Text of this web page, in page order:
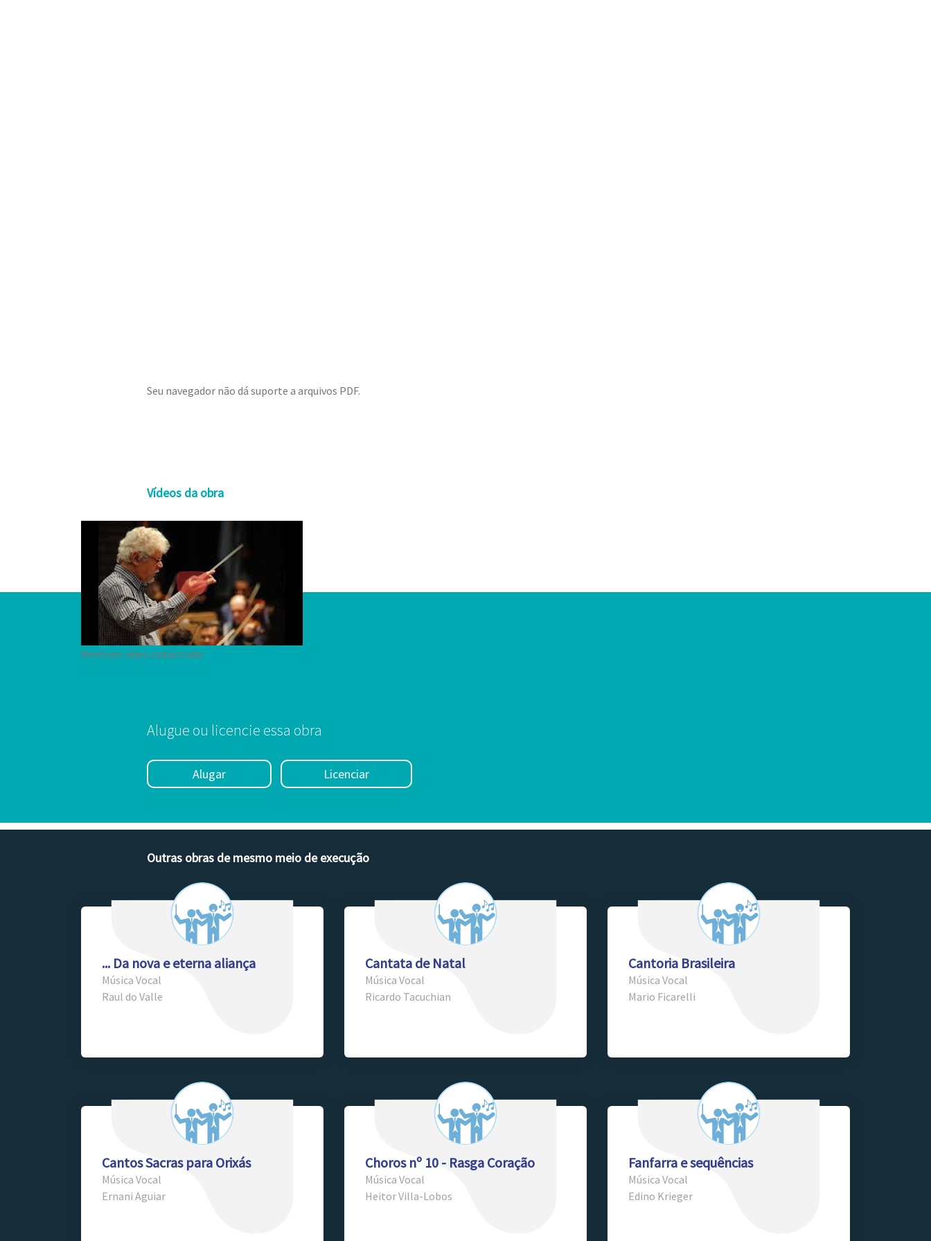
Seu navegador não dá suporte a arquivos PDF.
Vídeos da obra
Nenhum vídeo cadastrado
Alugue ou licencie essa obra
Alugar Licenciar
Outras obras de mesmo meio de execução
... Da nova e eterna aliança
Música Vocal
Raul do Valle
Cantata de Natal
Música Vocal
Ricardo Tacuchian
Cantoria Brasileira
Música Vocal
Mario Ficarelli
Cantos Sacras para Orixás
Música Vocal
Ernani Aguiar
Choros nº 10 - Rasga Coração
Música Vocal
Heitor Villa-Lobos
Fanfarra e sequências
Música Vocal
Edino Krieger